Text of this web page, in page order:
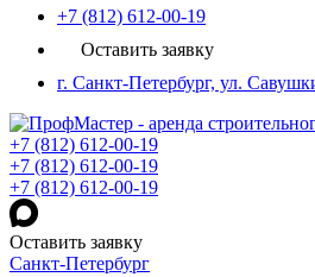
+7 (812) 612-00-19
Оставить заявку
г. Санкт-Петербург, ул.
+7 (812) 612-00-19
+7 (812) 612-00-19
+7 (812) 612-00-19
Оставить заявку
Санкт-Петербург